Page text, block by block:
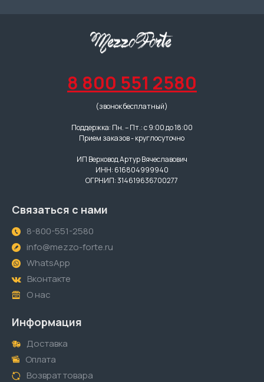
8 800 551 2580
(звонок бесплатный)
Поддержка: Пн. – Пт.: с 9:00 до 18:00
Прием заказов - круглосуточно
ИП Верховод Артур Вячеславович
ИНН: 616804999940
ОГРНИП: 314619636700277
Связаться с нами
8-800-551-2580
info@mezzo-forte.ru
WhatsApp
Вконтакте
О нас
Информация
Доставка
Оплата
Возврат товара